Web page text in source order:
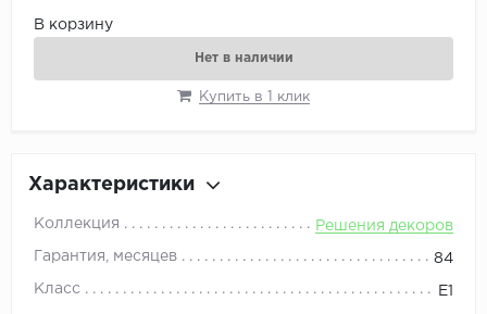
В корзину
Нет в наличии
Купить в 1 клик
Характеристики
Коллекция Решения декоров
Гарантия, месяцев 84
Класс Е1